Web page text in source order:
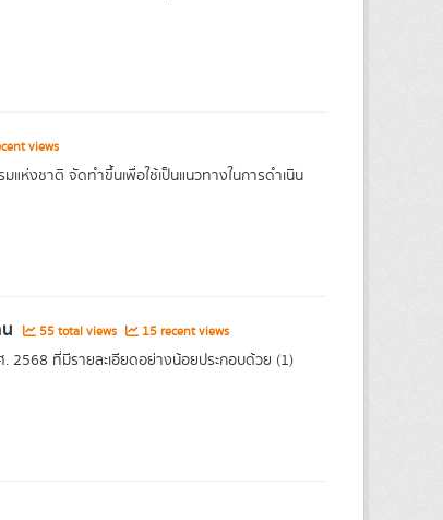
views
งชาติ จัดทำขึ้นเพื่อใช้เป็นแนวทางในการดำเนิน
55 total views 15 recent views
2568 ที่มีรายละเอียดอย่างน้อยประกอบด้วย (1)